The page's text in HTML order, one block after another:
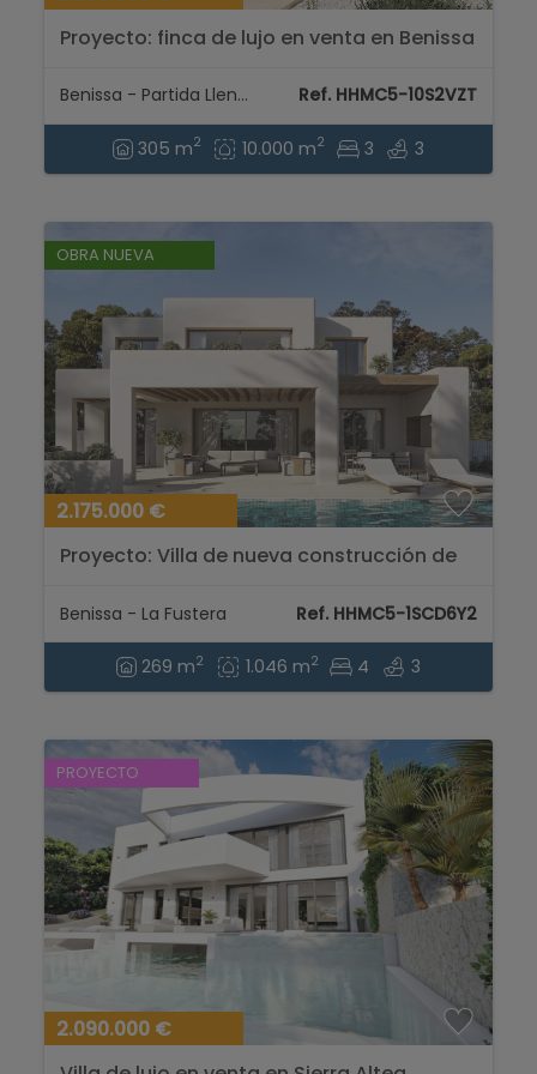
Proyecto: finca de lujo en venta en Benissa
Benissa - Partida Llenes Ref. HHMC5-10S2VZT
305 m2 10.000 m2 3 3
OBRA NUEVA
2.175.000 €
Proyecto: Villa de nueva construcción de
Benissa - La Fustera Ref. HHMC5-1SCD6Y2
269 m2 1.046 m2 4 3
PROYECTO
2.090.000 €